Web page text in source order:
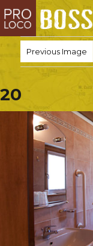
Previous Image
20